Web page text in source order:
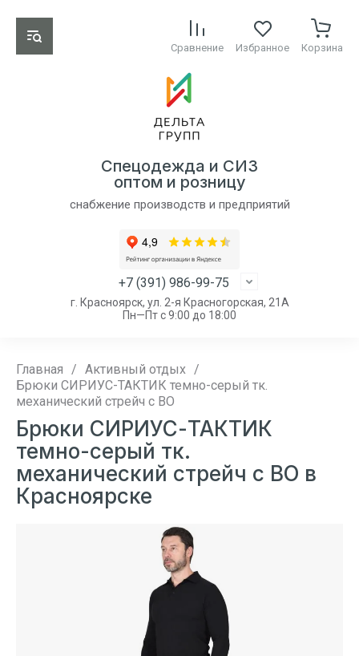
Спецодежда и СИЗ
оптом и розницу
снабжение производств и предприятий
+7 (391) 986-99-75
г. Красноярск, ул. 2-я Красногорская, 21А
Пн—Пт с 9:00 до 18:00
Сравнение Избранное Корзина
Главная / Активный отдых /
Брюки СИРИУС-ТАКТИК темно-серый тк.
механический стрейч с ВО
Брюки СИРИУС-ТАКТИК
темно-серый тк.
механический стрейч с ВО в
Красноярске